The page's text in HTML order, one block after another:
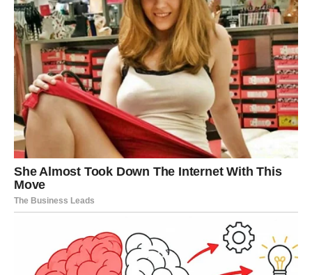
konačno ide u susret.
NEKO VAM DONOSI VAŽNU
INFORMACIJU
Jedna osoba iz vašeg okruženja mogla bi imati važnu
ulogu tokom narednih dana.
To može biti prijatelj, kolega ili neko koga poznajete
površno.
Ponekad prava prilika dolazi upravo kroz tuđe riječi.